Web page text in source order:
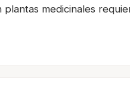
medicinales